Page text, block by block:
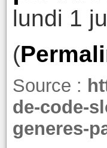
lundi 1
(
Source :
de-code-
generes-